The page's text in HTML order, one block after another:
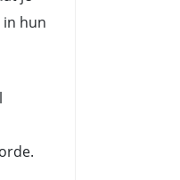
in hun